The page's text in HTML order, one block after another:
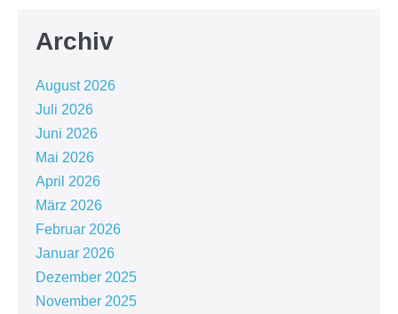
Archiv
August 2026
Juli 2026
Juni 2026
Mai 2026
April 2026
März 2026
Februar 2026
Januar 2026
Dezember 2025
November 2025